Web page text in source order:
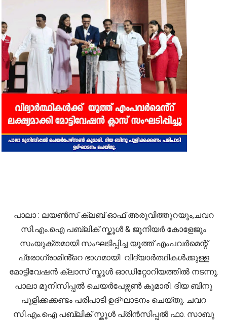
പാലാ : ലയൺസ് ക്ലബ് ഓഫ് അരുവിത്തുറയും,ചവറ
സി.എം.ഐ പബ്ലിക് സ്കൂൾ & ജൂനിയർ കോളേജും
സംയുക്തമായി സംഘടിപ്പിച്ച യൂത്ത് എംപവർമെന്റ്
പ്രോഗ്രാമിൻ്റെ ഭാഗമായി വിദ്യാർത്ഥികൾക്കുള്ള
മോട്ടിവേഷൻ ക്ലാസ് സ്കൂൾ ഓഡിറ്റോറിയത്തിൽ നടന്നു.
പാലാ മുനിസിപ്പൽ ചെയർപേഴ്സൺ കുമാരി. ദിയ ബിനു
പുളിക്കക്കണ്ടം പരിപാടി ഉദ്ഘാടനം ചെയ്തു. ചവറ
സി.എം.ഐ പബ്ലിക് സ്കൂൾ പ്രിൻസിപ്പൽ ഫാ. സാബു